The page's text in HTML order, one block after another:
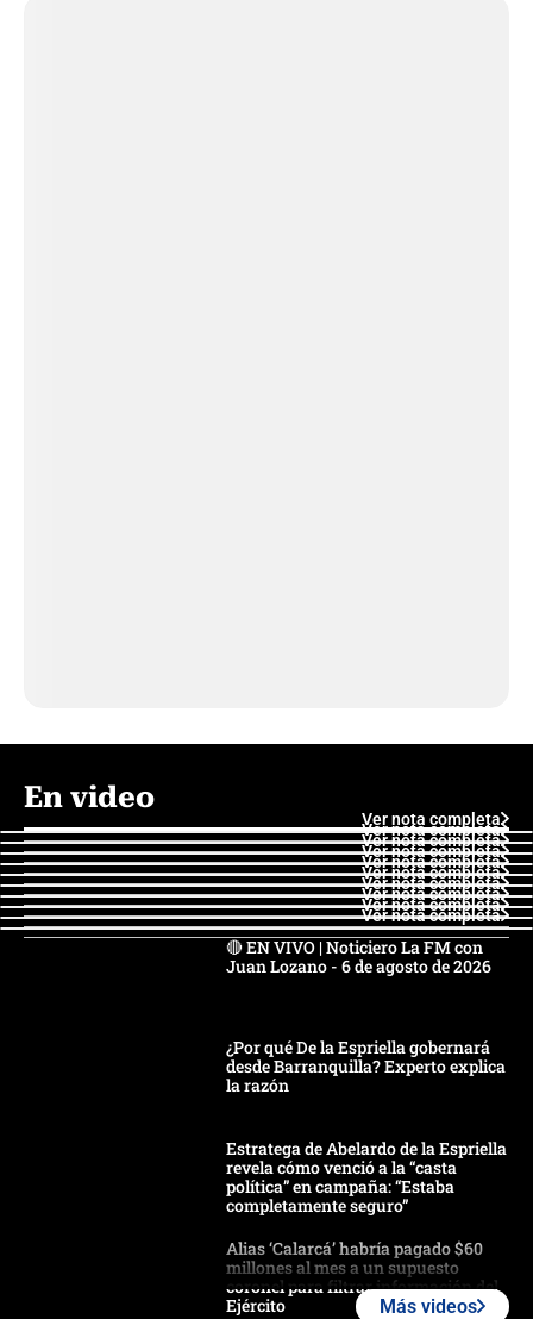
En video
Ver nota completa
Ver nota completa
Ver nota completa
Ver nota completa
Ver nota completa
Ver nota completa
Ver nota completa
Ver nota completa
Ver nota completa
Ver nota completa
🔴 EN VIVO | Noticiero La FM con
Juan Lozano - 6 de agosto de 2026
¿Por qué De la Espriella gobernará
desde Barranquilla? Experto explica
la razón
Estratega de Abelardo de la Espriella
revela cómo venció a la “casta
política” en campaña: “Estaba
completamente seguro”
Alias ‘Calarcá’ habría pagado $60
millones al mes a un supuesto
coronel para filtrar información del
Ejército
Más videos